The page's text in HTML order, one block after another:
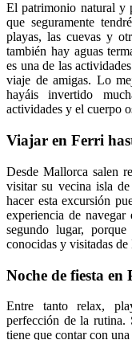
El patrimonio natural y
que seguramente
playas, las cuevas y
también hay aguas
es una de las
viaje de amigas. Lo
hayáis invertido
actividades y el cuerpo
Viajar en Ferri
Desde Mallorca salen
visitar su vecina isla
hacer esta excursión
experiencia de navegar
segundo lugar,
conocidas y visitadas de
Noche de fiesta en
Entre tanto relax,
perfección de la rutina.
tiene que contar con